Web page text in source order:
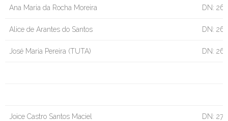
Ana Maria da Rocha Moreira DN:
Alice de Arantes do Santos DN:
José Maria Pereira (TUTA) DN:
Joice Castro Santos Maciel DN: